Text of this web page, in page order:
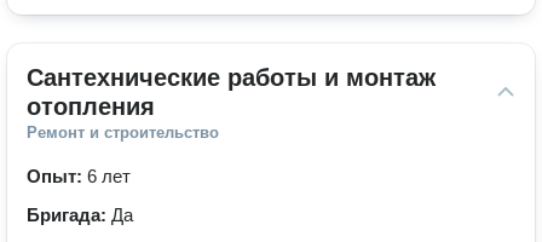
Сантехнические работы и монтаж
отопления
Ремонт и строительство
Опыт: 6 лет
Бригада: Да